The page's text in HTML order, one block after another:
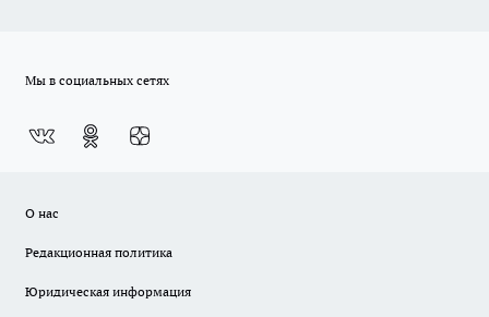
Мы в социальных сетях
О нас
Редакционная политика
Юридическая информация